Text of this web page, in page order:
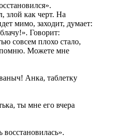
злой как черт. На
мимо, заходит, думает:
Говорит:
совсем плохо стало,
помню. Можете мне
Анка, таблетку
ты мне его вчера